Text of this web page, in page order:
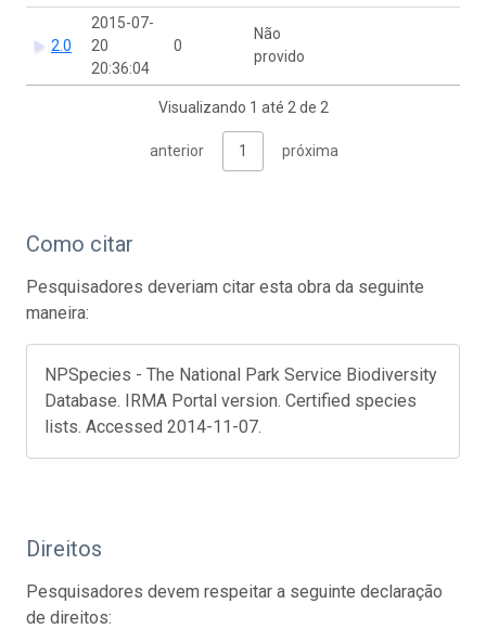
2.0
2015-07-
20
20:36:04
0
Não
provido
Visualizando 1 até 2 de 2
anterior 1 próxima
Como citar
Pesquisadores deveriam citar esta obra da seguinte
maneira:
NPSpecies - The National Park Service Biodiversity
Database. IRMA Portal version. Certified species
lists. Accessed 2014-11-07.
Direitos
Pesquisadores devem respeitar a seguinte declaração
de direitos: